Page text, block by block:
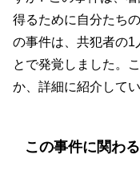
得るために自分たち
の事件は、共犯者の1
とで発覚しました。
か、詳細に紹介してい
この事件に関わ